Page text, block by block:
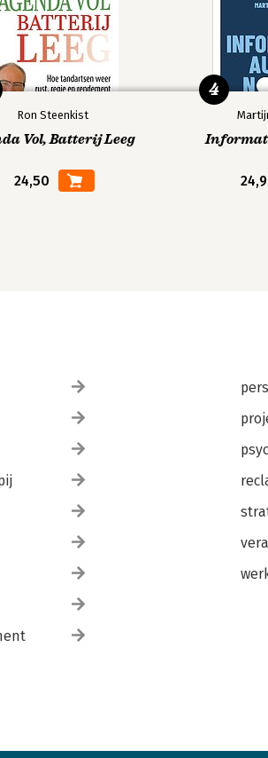
Ron Steenkist
Vol, Batterij Leeg
24,50
4